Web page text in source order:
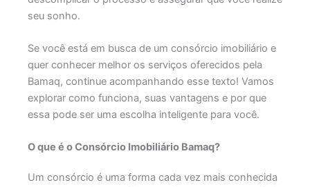
seu sonho.
Se você está em busca de um consórcio imobiliário e
quer conhecer melhor os serviços oferecidos pela
Bamaq, continue acompanhando esse texto! Vamos
explorar como funciona, suas vantagens e por que
essa pode ser uma escolha inteligente para você.
O que é o Consórcio Imobiliário Bamaq?
Um consórcio é uma forma cada vez mais conhecida